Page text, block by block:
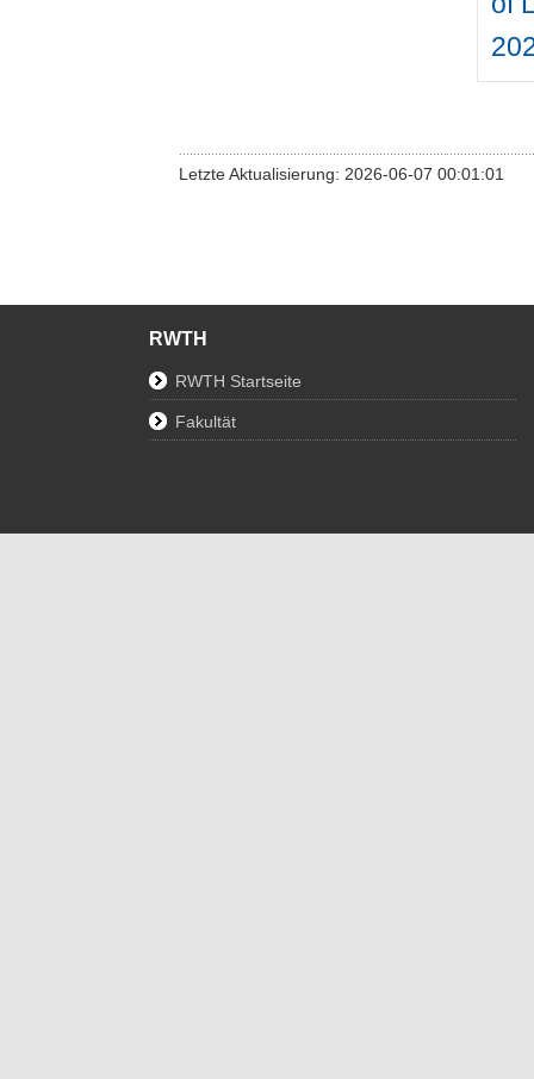
Letzte Aktualisierung: 2026-06-07 00:01:01
RWTH
RWTH Startseite
Fakultät